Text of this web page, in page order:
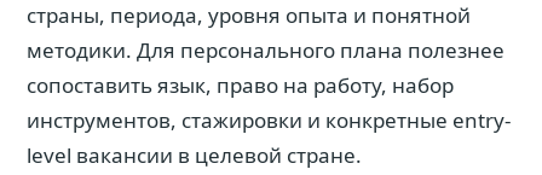
страны, периода, уровня опыта и понятной
методики. Для персонального плана полезнее
сопоставить язык, право на работу, набор
инструментов, стажировки и конкретные entry-
level вакансии в целевой стране.